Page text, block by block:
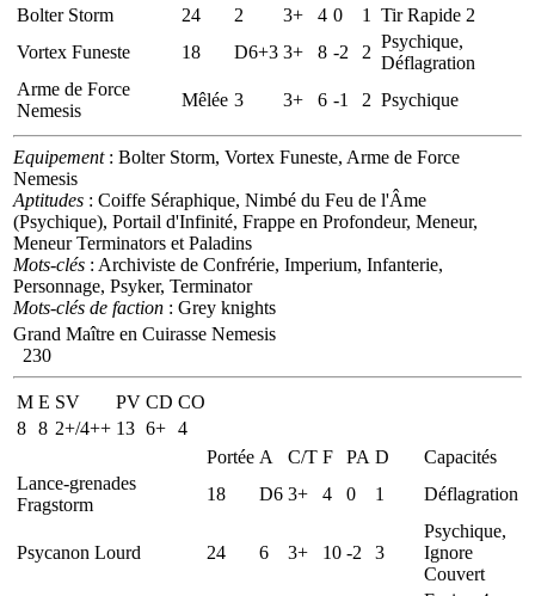
Bolter Storm
24 2 3+ 4 0 1
Tir Rapide 2
Vortex Funeste
18 D6+3 3+ 8 -2 2
Psychique,
Déflagration
Arme de Force
Nemesis
Mêlée 3 3+ 6 -1 2 Psychique
Equipement: Bolter Storm, Vortex Funeste, Arme de Force
Nemesis
Aptitudes : Coiffe Séraphique, Nimbé du Feu de l'Âme
(Psychique), Portail d'Infinité, Frappe en Profondeur, Meneur,
Meneur Terminators et Paladins
Mots-clés : Archiviste de Confrérie, Imperium, Infanterie,
Personnage, Psyker, Terminator
Mots-clés de faction : Grey knights
Grand Maître en Cuirasse Nemesis
230
M E SV PV CD CO
8 8 2+/4++ 13 6+ 4
Portée A C/T F PA D
Capacités
Lance-grenades
Fragstorm
18 D6 3+ 4 0 1 Déflagration
Psycanon Lourd 24 6 3+ 10 -2 3
Psychique,
Ignore
Couvert